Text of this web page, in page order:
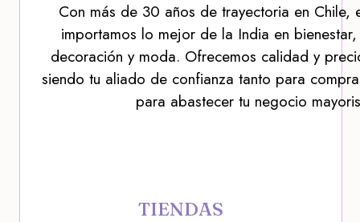
Con más de 30 años de trayectoria en Chile,
importamos lo mejor de la India en
decoración y moda. Ofrecemos calidad y
siendo tu aliado de confianza tanto para
para abastecer tu negocio
TIENDAS